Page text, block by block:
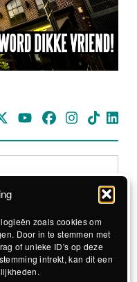
zoals cookies om
Door in te stemmen met
of unieke ID's op deze
intrekt, kan dit een
Realisatie The MindOffice